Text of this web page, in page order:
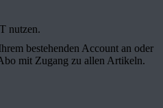
nutzen.
bestehenden Account an oder
mit Zugang zu allen Artikeln.